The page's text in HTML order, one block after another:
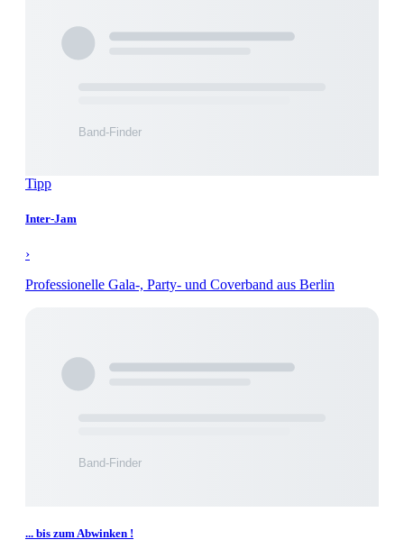
Tipp
Inter-Jam
›
Professionelle Gala-, Party- und Coverband aus Berlin
... bis zum Abwinken !